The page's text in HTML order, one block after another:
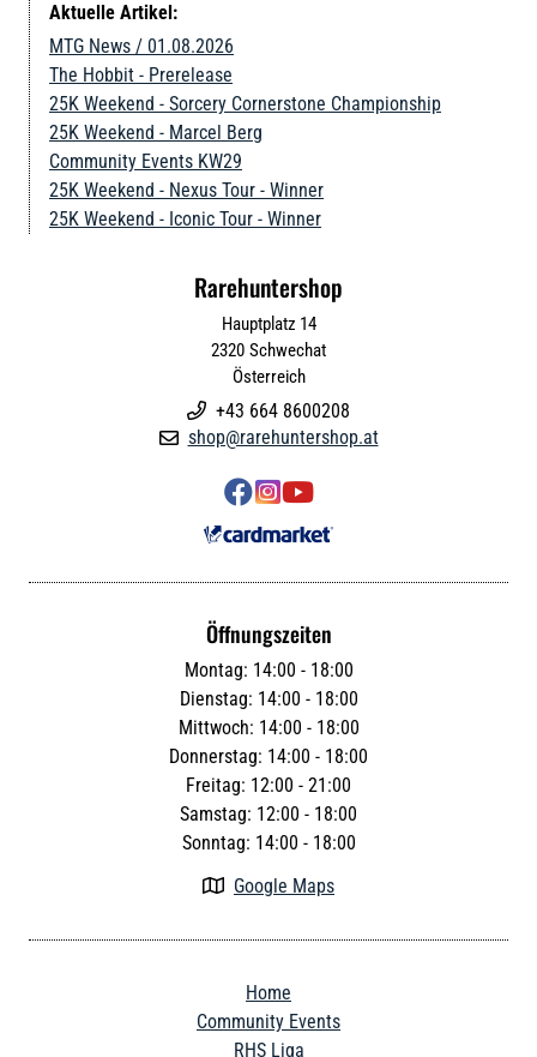
Aktuelle Artikel:
MTG News / 01.08.2026
The Hobbit - Prerelease
25K Weekend - Sorcery Cornerstone Championship
25K Weekend - Marcel Berg
Community Events KW29
25K Weekend - Nexus Tour - Winner
25K Weekend - Iconic Tour - Winner
Rarehuntershop
Hauptplatz 14
2320 Schwechat
Österreich
 +43 664 8600208
 shop@rarehuntershop.at

Öffnungszeiten
Montag: 14:00 - 18:00
Dienstag: 14:00 - 18:00
Mittwoch: 14:00 - 18:00
Donnerstag: 14:00 - 18:00
Freitag: 12:00 - 21:00
Samstag: 12:00 - 18:00
Sonntag: 14:00 - 18:00
 Google Maps
Home
Community Events
RHS Liga